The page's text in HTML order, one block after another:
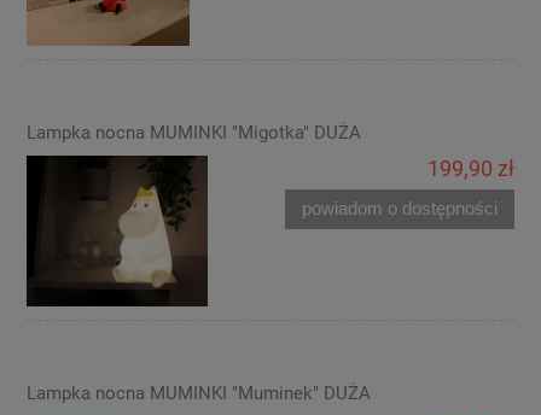
Lampka nocna MUMINKI "Migotka" DUŻA
199,90 zł
powiadom o dostępności
Lampka nocna MUMINKI "Muminek" DUŻA